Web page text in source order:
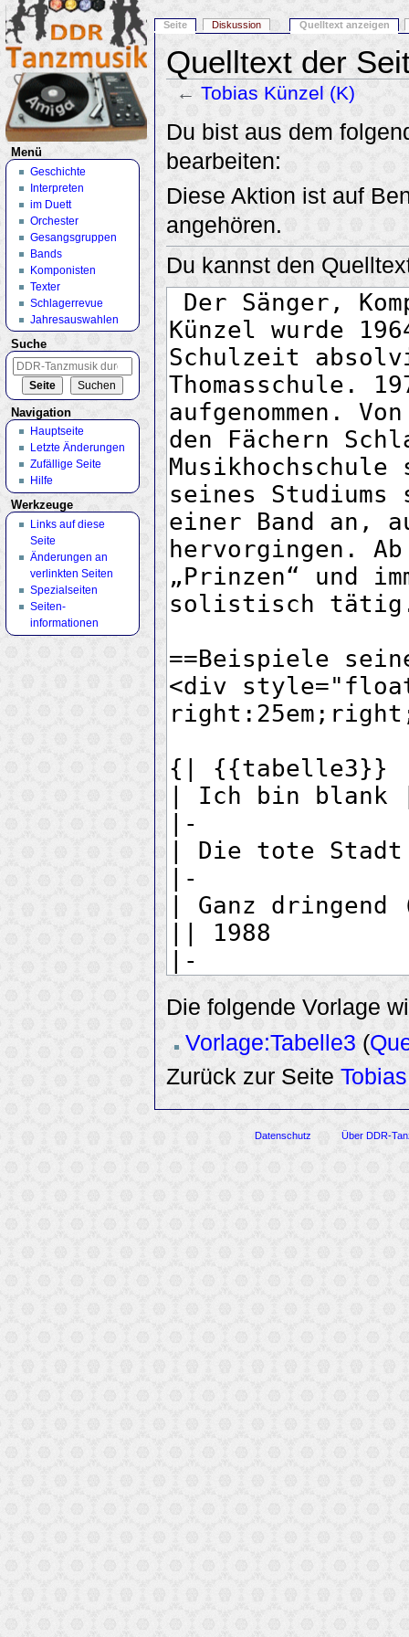
Quelltext der
← Tobias Künzel (K)
Wechseln zu: Navigation Suche
Du bist aus dem
bearbeiten:
Diese Aktion ist auf
angehören.
Du kannst den
Die folgende Vorlage
Vorlage:Tabelle3 (
Zurück zur Seite
Seite Diskussion Quelltext anzeigen
Menü
Geschichte
Interpreten
im Duett
Orchester
Gesangsgruppen
Bands
Komponisten
Texter
Schlagerrevue
Jahresauswahlen
Suche
Navigation
Hauptseite
Letzte Änderungen
Zufällige Seite
Hilfe
Werkzeuge
Links auf diese
Seite
Änderungen an
verlinkten Seiten
Spezialseiten
Seiten­
informationen
Datenschutz Über DDR-